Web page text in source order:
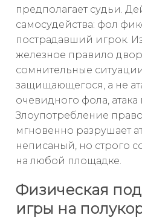
предполагает судьи.
самосудейства: фол
пострадавший игрок.
железное правило
сомнительные
защищающегося, а не
очевидного фола,
Злоупотребление
мгновенно разрушает
неписаный, но строго
на любой площадке.
Физическая
игры на